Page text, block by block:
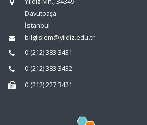
Davutpaşa
İstanbul
bilgiislem@yildiz.edu.tr
0 (212) 383 3431
0 (212) 383 3432
0 (212) 227 3421